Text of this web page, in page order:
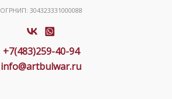
ОГРНИП: 304323331000088
+7(483)259-40-94
info@artbulwar.ru